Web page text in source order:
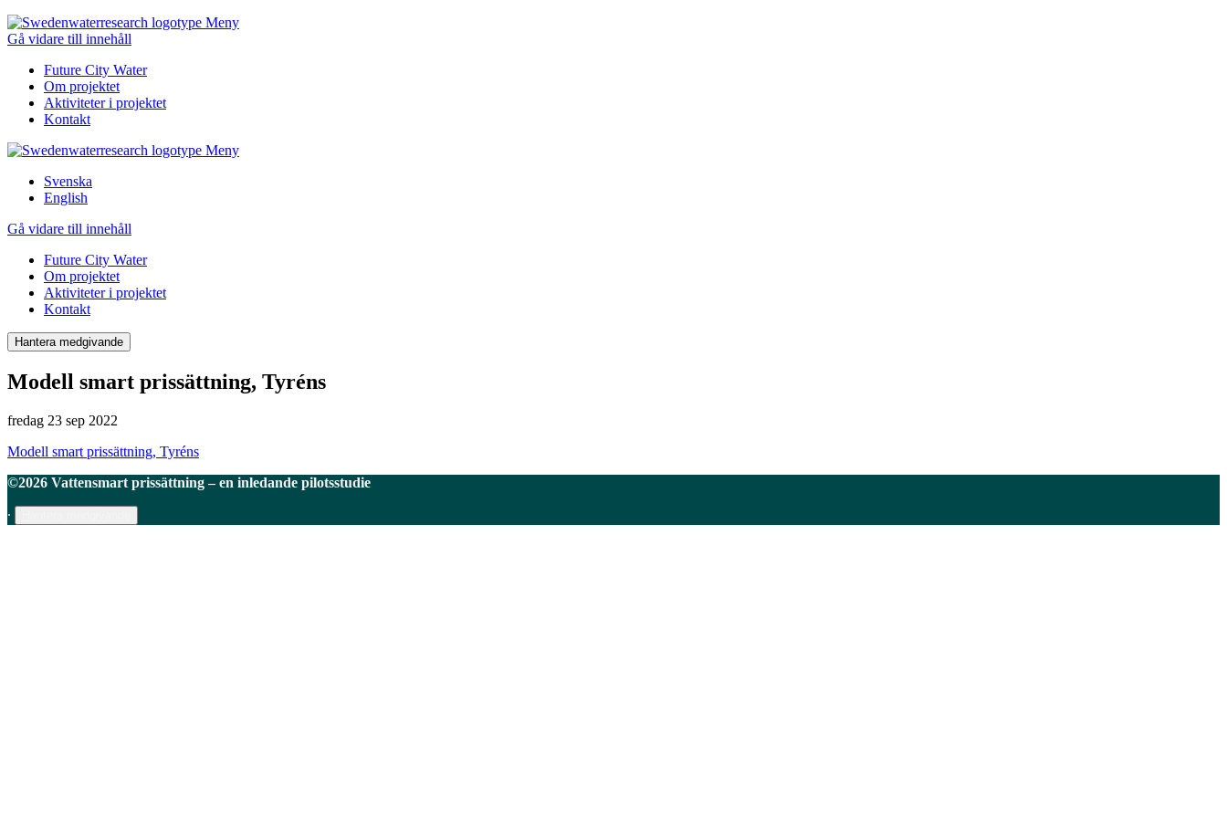
Meny
Gå vidare till innehåll
Future City Water
Om projektet
Aktiviteter i projektet
Kontakt
Meny
Svenska
English
Gå vidare till innehåll
Future City Water
Om projektet
Aktiviteter i projektet
Kontakt
Hantera medgivande
Modell smart prissättning, Tyréns
fredag 23 sep 2022
Modell smart prissättning, Tyréns
©2026 Vattensmart prissättning – en inledande pilotsstudie
∙